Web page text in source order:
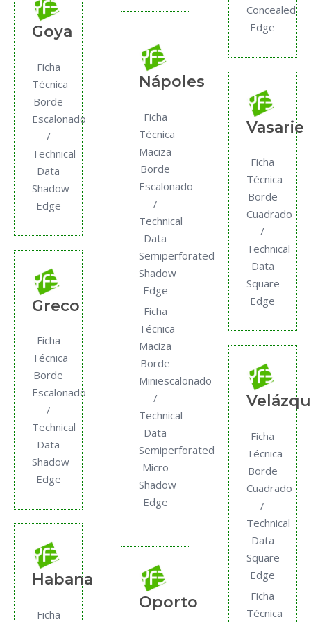
Goya
Ficha
Técnica
Borde
Escalonado
/
Technical
Data
Shadow
Edge
Greco
Ficha
Técnica
Borde
Escalonado
/
Technical
Data
Shadow
Edge
Habana
Ficha
Nápoles
Ficha
Técnica
Maciza
Borde
Escalonado
/
Technical
Data
Semiperforated
Shadow
Edge
Ficha
Técnica
Maciza
Borde
Miniescalonado
/
Technical
Data
Semiperforated
Micro
Shadow
Edge
Oporto
Concealed
Edge
Vasarie
Ficha
Técnica
Borde
Cuadrado
/
Technical
Data
Square
Edge
Ficha
Técnica
Borde
Cuadrado
/
Technical
Data
Square
Edge
Ficha
Técnica